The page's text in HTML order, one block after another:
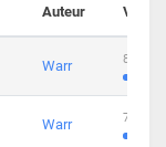
Auteur
Warr 801
Warr 746